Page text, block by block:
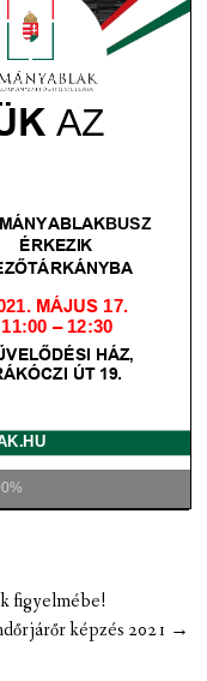
figyelmébe!
képzés 2021 →